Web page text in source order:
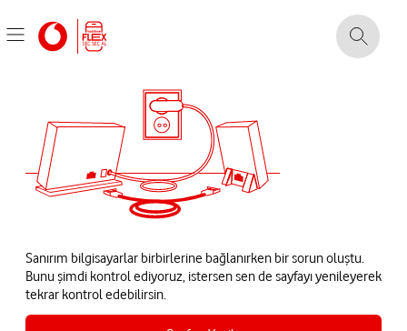
Sanırım bilgisayarlar birbirlerine bağlanırken bir sorun oluştu.
Bunu şimdi kontrol ediyoruz, istersen sen de sayfayı yenileyerek
tekrar kontrol edebilirsin.